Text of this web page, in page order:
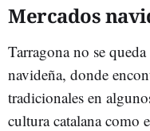
Mercados
Tarragona no se
navideña, donde
tradicionales en
cultura catalana como